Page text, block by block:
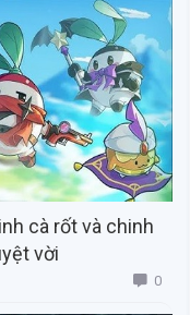
cà rốt và chinh
vời
0